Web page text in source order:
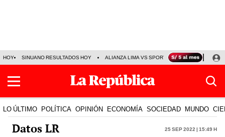
HOY SINUANO RESULTADOS HOY ALIANZA LIMA VS SPORT BOYS JORGE
LO ÚLTIMO POLÍTICA OPINIÓN ECONOMÍA SOCIEDAD MUNDO
Datos LR 25 Sep 2022 | 15:49 h